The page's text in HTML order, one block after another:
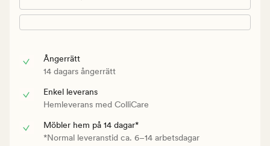
Ångerrätt
14 dagars ångerrätt
Enkel leverans
Hemleverans med ColliCare
Möbler hem på 14 dagar*
*Normal leveranstid ca. 6–14 arbetsdagar